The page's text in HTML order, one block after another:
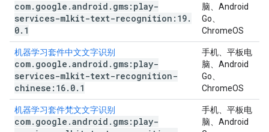
com. google .android . gms:play-
services-mlkit-text-recognition:19.
0. 1
脑、Android
Go、
ChromeOS
机器学习套件中文文字识别
com. google .android . gms:play-
services-mlkit-text-recognition-
chinese:16. 0. 1
手机、平板电
脑、Android
Go、
ChromeOS
机器学习套件梵文文字识别
com. google .android . gms:play-
手机、平板电
脑、Android